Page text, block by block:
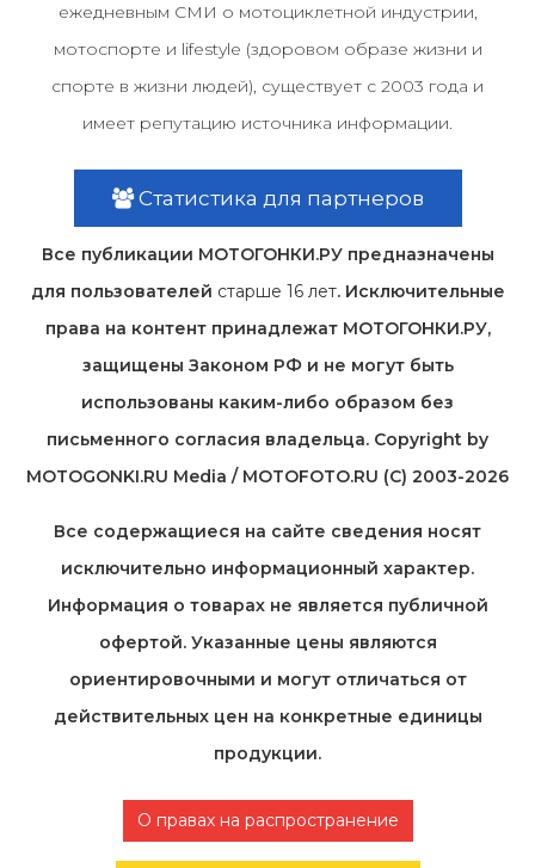
ежедневным СМИ о мотоциклетной индустрии,
мотоспорте и lifestyle (здоровом образе жизни и
спорте в жизни людей), существует с 2003 года и
имеет репутацию источника информации.
Статистика для партнеров
Все публикации МОТОГОНКИ.РУ предназначены
для пользователей старше 16 лет. Исключительные
права на контент принадлежат МОТОГОНКИ.РУ,
защищены Законом РФ и не могут быть
использованы каким-либо образом без
письменного согласия владельца. Copyright by
MOTOGONKI.RU Media / MOTOFOTO.RU (C) 2003-2026
Все содержащиеся на cайте сведения носят
исключительно информационный характер.
Информация о товарах не является публичной
офертой. Указанные цены являются
ориентировочными и могут отличаться от
действительных цен на конкретные единицы
продукции.
О правах на распространение